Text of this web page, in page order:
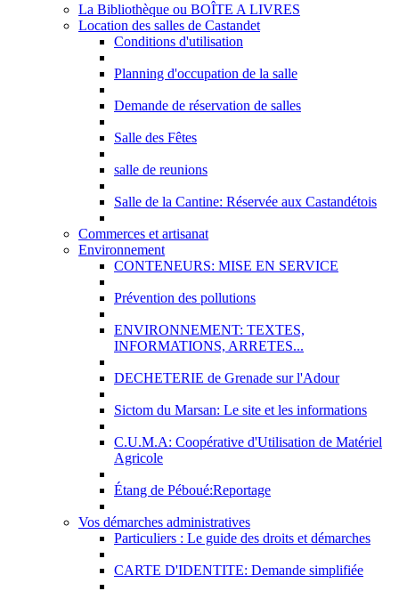
La Bibliothèque ou BOÎTE A LIVRES
Location des salles de Castandet
Conditions d'utilisation
Planning d'occupation de la salle
Demande de réservation de salles
Salle des Fêtes
salle de reunions
Salle de la Cantine: Réservée aux Castandétois
Commerces et artisanat
Environnement
CONTENEURS: MISE EN SERVICE
Prévention des pollutions
ENVIRONNEMENT: TEXTES,
INFORMATIONS, ARRETES...
DECHETERIE de Grenade sur l'Adour
Sictom du Marsan: Le site et les informations
C.U.M.A: Coopérative d'Utilisation de Matériel
Agricole
Étang de Péboué:Reportage
Vos démarches administratives
Particuliers : Le guide des droits et démarches
CARTE D'IDENTITE: Demande simplifiée